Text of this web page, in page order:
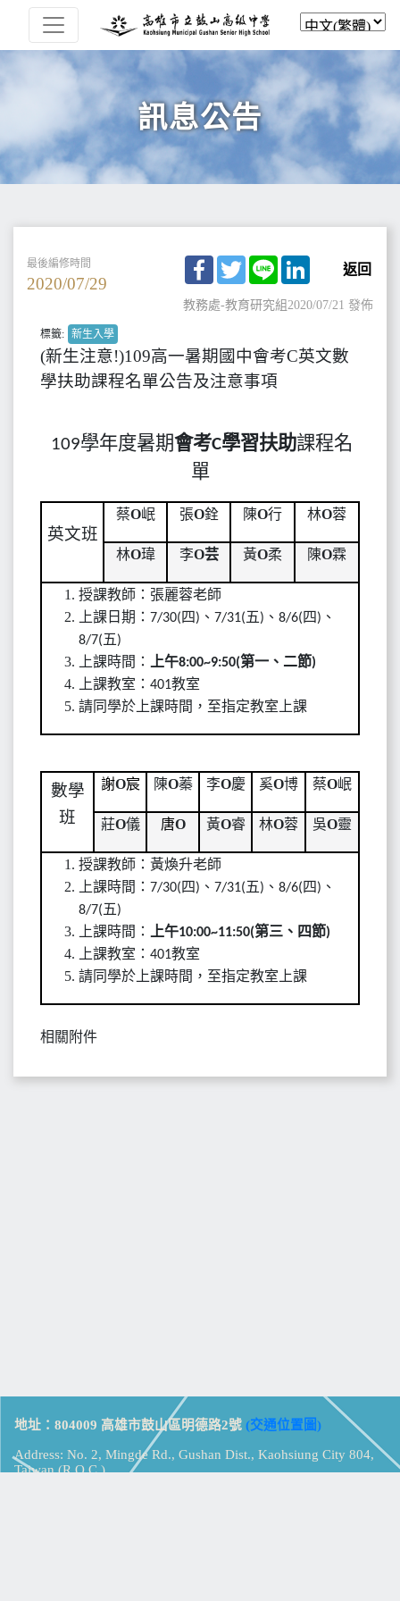
訊息公告
最後編修時間
2020/07/29
Facebook
TwitterLine LinkedIn
返回
教務處-教育研究組2020/07/21 發佈
標籤: 新生入學
(新生注意!)109高一暑期國中會考C英文數
學扶助課程名單公告及注意事項
109學年度暑期會考C學習扶助課程名
單
英文班
蔡O岷 張O銓 陳O行 林O蓉
林O瑋 李O芸 黃O柔 陳O霖
授課教師：張麗蓉老師
上課日期： 7/30(四) 、 7/31(五) 、 8/6(四) 、
8/7(五)
上課時間： 上午8:00~9:50(第一、二節)
上課教室： 401教室
請同學於上課時間，至指定教室上課
數學
班
謝O宸 陳O蓁 李O慶 奚O博 蔡O岷
莊O儀 唐O 黃O睿 林O蓉 吳O靈
授課教師：黃煥升老師
上課時間： 7/30(四) 、 7/31(五) 、 8/6(四) 、
8/7(五)
上課時間： 上午10:00~11:50(第三、四節)
上課教室： 401教室
請同學於上課時間，至指定教室上課
相關附件
地址：804009 高雄市鼓山區明德路2號 (交通位置圖)
Address: No. 2, Mingde Rd., Gushan Dist., Kaohsiung City 804,
Taiwan (R.O.C.)